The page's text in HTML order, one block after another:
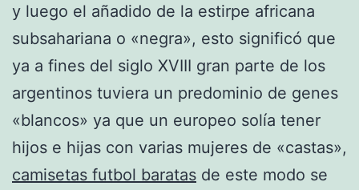
y luego el añadido de la estirpe africana
subsahariana o «negra», esto significó que
ya a fines del siglo XVIII gran parte de los
argentinos tuviera un predominio de genes
«blancos» ya que un europeo solía tener
hijos e hijas con varias mujeres de «castas»,
camisetas futbol baratas de este modo se